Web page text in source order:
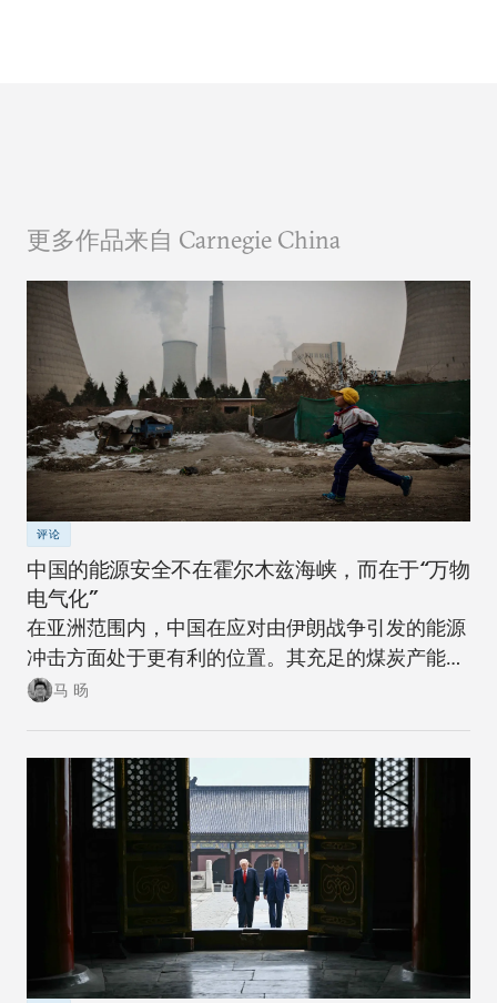
更多作品来自 Carnegie China
评论
中国的能源安全不在霍尔木兹海峡，而在于“万物
电气化”
在亚洲范围内，中国在应对由伊朗战争引发的能源
冲击方面处于更有利的位置。其充足的煤炭产能可
以在短期内确保稳定。同时，随着该国逐步推进摆
马 旸